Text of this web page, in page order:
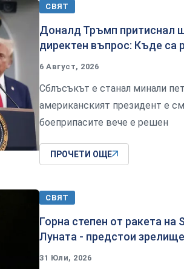
СВЯТ
Доналд Тръмп притиснал
директен въпрос: Къде са
6 Август, 2026
Сблъсъкът е станал минали
американският президент е
боеприпасите вече е решен
ПРОЧЕТИ ОЩЕ
СВЯТ
Горна степен от ракета на
Луната - предстои
31 Юли, 2026